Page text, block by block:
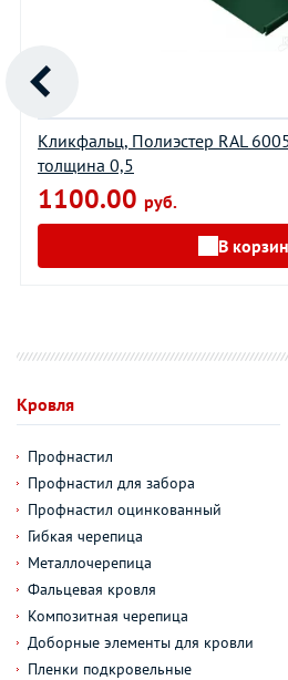
Кликфальц, Полиэстер RAL
толщина 0,5
1100.00 руб.
В
Кровля
Профнастил
Профнастил для забора
Профнастил оцинкованный
Гибкая черепица
Металлочерепица
Фальцевая кровля
Композитная черепица
Доборные элементы для кровли
Пленки подкровельные